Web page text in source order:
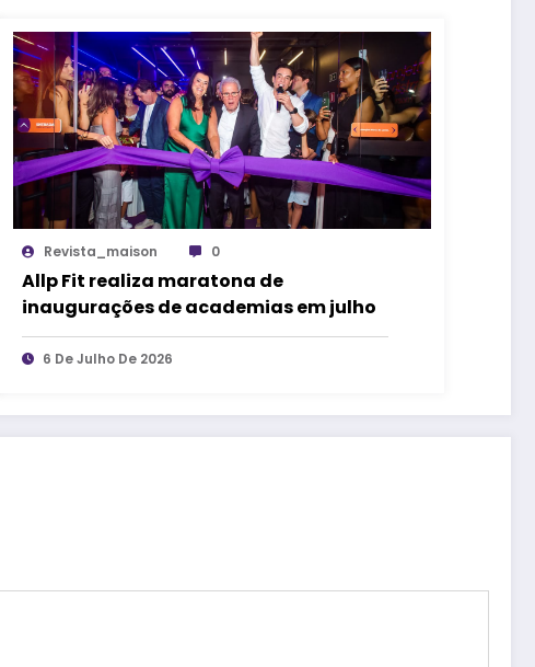
Revista_maison 0
Allp Fit realiza maratona de
inaugurações de academias em julho
6 De Julho De 2026